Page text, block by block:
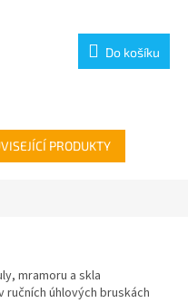
Do košíku
PRODUKTY
mramoru a skla
ručních úhlových bruskách